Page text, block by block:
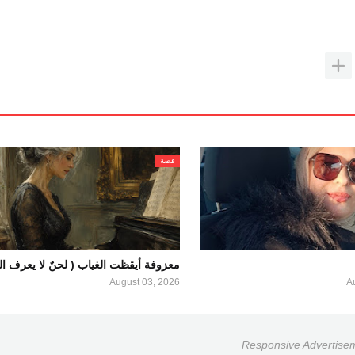
قصة
معزوفة أيقظت الغياب ( لحنٌ لا يعرف
August 03, 2026
Responsive